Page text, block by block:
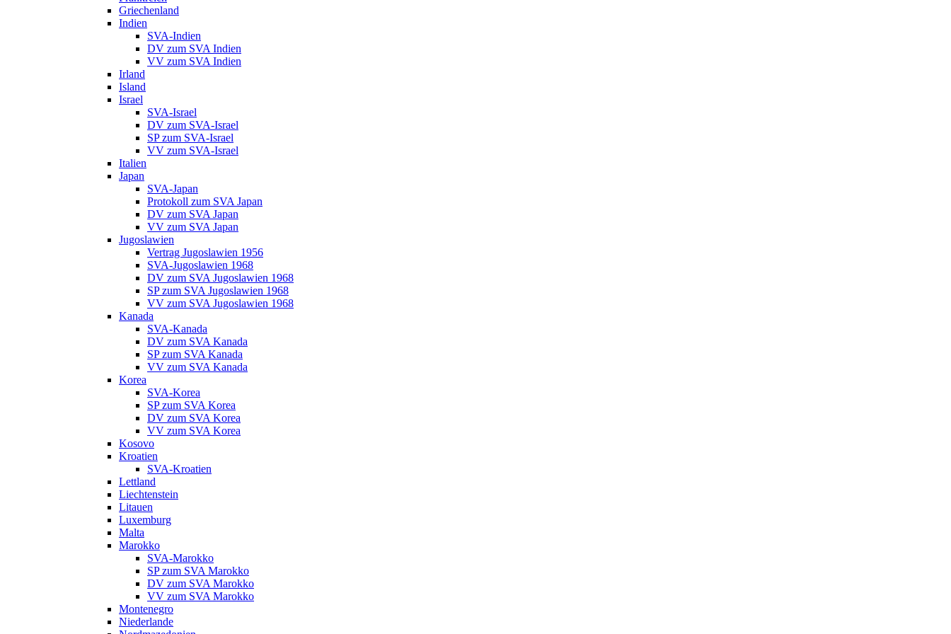
Griechenland
Indien
SVA-Indien
DV zum SVA Indien
VV zum SVA Indien
Irland
Island
Israel
SVA-Israel
DV zum SVA-Israel
SP zum SVA-Israel
VV zum SVA-Israel
Italien
Japan
SVA-Japan
Protokoll zum SVA Japan
DV zum SVA Japan
VV zum SVA Japan
Jugoslawien
Vertrag Jugoslawien 1956
SVA-Jugoslawien 1968
DV zum SVA Jugoslawien 1968
SP zum SVA Jugoslawien 1968
VV zum SVA Jugoslawien 1968
Kanada
SVA-Kanada
DV zum SVA Kanada
SP zum SVA Kanada
VV zum SVA Kanada
Korea
SVA-Korea
SP zum SVA Korea
DV zum SVA Korea
VV zum SVA Korea
Kosovo
Kroatien
SVA-Kroatien
Lettland
Liechtenstein
Litauen
Luxemburg
Malta
Marokko
SVA-Marokko
SP zum SVA Marokko
DV zum SVA Marokko
VV zum SVA Marokko
Montenegro
Niederlande